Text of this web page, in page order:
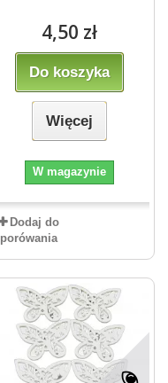
4,50 zł
Do koszyka
Więcej
W magazynie
Dodaj do
porówania